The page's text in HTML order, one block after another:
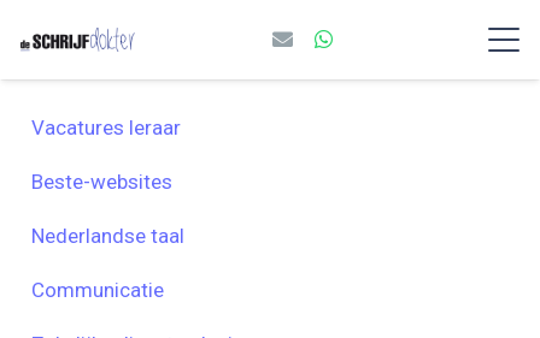
Vacatures leraar
Beste-websites
Nederlandse taal
Communicatie